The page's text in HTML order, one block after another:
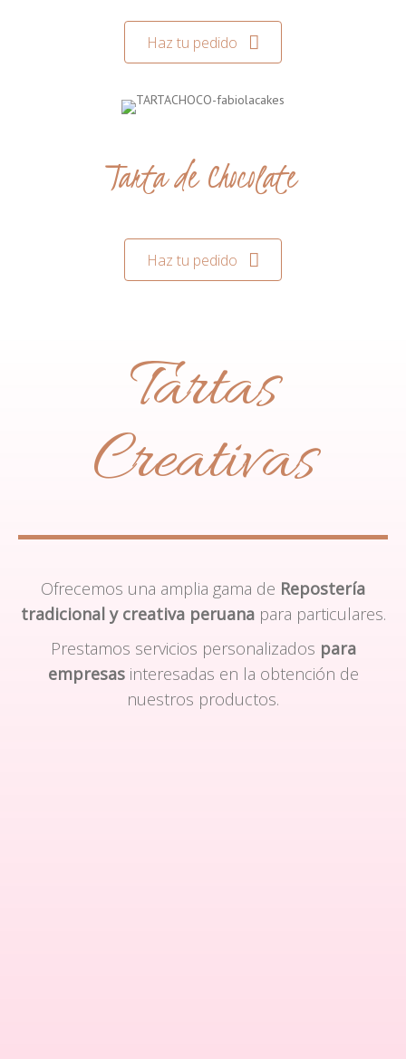
Haz tu pedido
Tarta de Chocolate
Haz tu pedido
Tartas
Creativas
Ofrecemos una amplia gama de Repostería
tradicional y creativa peruanapara particulares.
Prestamos servicios personalizados para
empresasinteresadas en la obtención de
nuestros productos.